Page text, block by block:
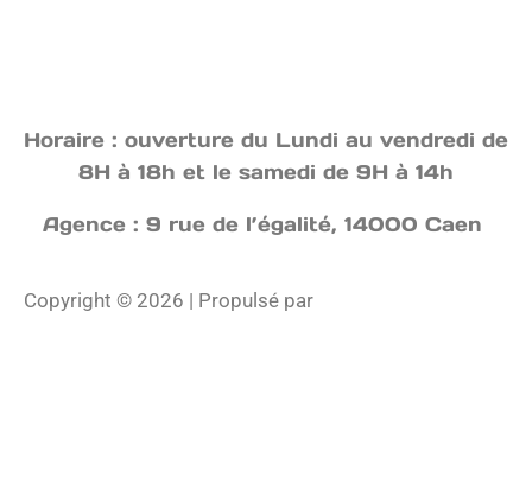
Horaire : ouverture du Lundi au vendredi de
8H à 18h et le samedi de 9H à 14h
Agence : 9 rue de l’égalité, 14000 Caen
Copyright © 2026 | Propulsé par